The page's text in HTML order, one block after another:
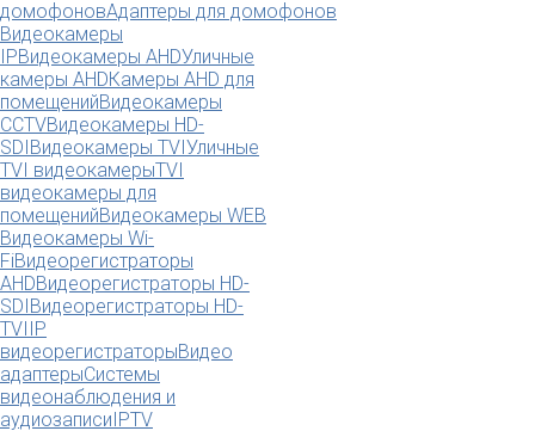
домофоновАдаптеры для домофонов
Видеокамеры
IPВидеокамеры AHDУличные
камеры AHDКамеры AHD для
помещенийВидеокамеры
CCTVВидеокамеры HD-
SDIВидеокамеры TVIУличные
TVI видеокамерыTVI
видеокамеры для
помещенийВидеокамеры WEB
Видеокамеры Wi-
FiВидеорегистраторы
AHDВидеорегистраторы HD-
SDIВидеорегистраторы HD-
TVI IP
видеорегистраторыВидео
адаптерыСистемы
видеонаблюдения и
аудиозаписиIPTV